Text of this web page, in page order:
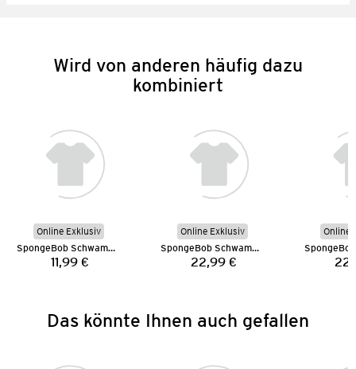
Wird von anderen häufig dazu
kombiniert
Online Exklusiv
SpongeBob Schwammkopf T-Shirt
Preis:
11,99 €
Online Exklusiv
SpongeBob Schwammkopf Sweatshirt
Preis:
22,99 €
Online
Das könnte Ihnen auch gefallen